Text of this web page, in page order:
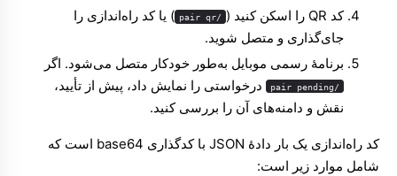
کد QR را اسکن کنید (
/pair qr
) یا کد راه‌اندازی را
جای‌گذاری و متصل شوید.
برنامهٔ رسمی موبایل به‌طور خودکار متصل می‌شود. اگر
/pair pending
درخواستی را نمایش داد، پیش از تأیید،
نقش و دامنه‌های آن را بررسی کنید.
کد راه‌اندازی یک بار دادهٔ JSON با کدگذاری base64 است که
شامل موارد زیر است: